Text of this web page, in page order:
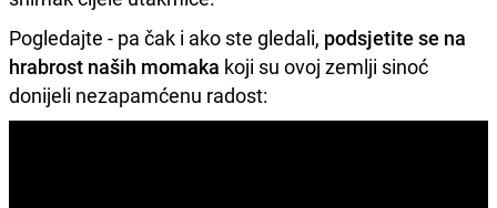
Pogledajte - pa čak i ako ste gledali, podsjetite se na
hrabrost naših momaka koji su ovoj zemlji sinoć
donijeli nezapamćenu radost: